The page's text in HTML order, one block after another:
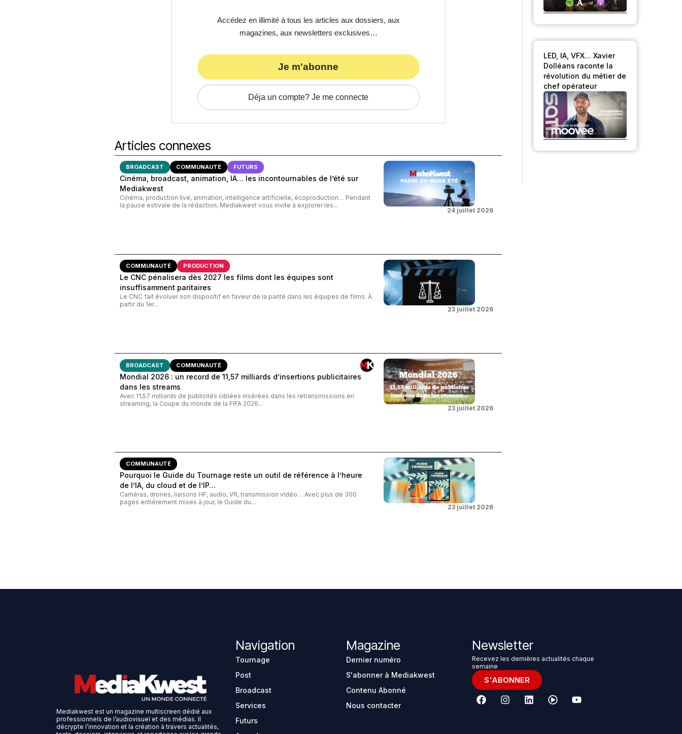
Accédez en illimité à tous les articles aux dossiers, aux
magazines, aux newsletters exclusives…
Je m'abonne
Déja un compte? Je me connecte
Articles connexes
BROADCAST COMMUNAUTÉ FUTURS
Cinéma, broadcast, animation, IA… les incontournables de l’été sur
Mediakwest
Cinéma, production live, animation, intelligence artificielle, écoproduction… Pendant
la pause estivale de la rédaction, Mediakwest vous invite à explorer les...
24 juillet 2026
COMMUNAUTÉ PRODUCTION
Le CNC pénalisera dès 2027 les films dont les équipes sont
insuffisamment paritaires
Le CNC fait évoluer son dispositif en faveur de la parité dans les équipes de films. À
partir du 1er...
23 juillet 2026
BROADCAST COMMUNAUTÉ
Mondial 2026 : un record de 11,57 milliards d’insertions publicitaires
dans les streams
Avec 11,57 milliards de publicités ciblées insérées dans les retransmissions en
streaming, la Coupe du monde de la FIFA 2026...
23 juillet 2026
COMMUNAUTÉ
Pourquoi le Guide du Tournage reste un outil de référence à l’heure
de l’IA, du cloud et de l’IP…
Caméras, drones, liaisons HF, audio, VR, transmission vidéo… Avec plus de 300
pages entièrement mises à jour, le Guide du...
23 juillet 2026
LED, IA, VFX… Xavier
Dolléans raconte la
révolution du métier de
chef opérateur
Mediakwest est un magazine multiscreen dédié aux
professionnels de l’audiovisuel et des médias. Il
décrypte l’innovation et la création à travers actualités,
Navigation
Tournage
Post
Broadcast
Services
Futurs
Magazine
Dernier numéro
S'abonner à Mediakwest
Contenu Abonné
Nous contacter
Newsletter
Recevez les dernières actualités chaque
semaine
S'ABONNER